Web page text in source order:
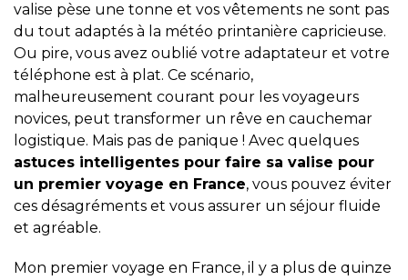
valise pèse une tonne et vos vêtements ne sont pas
du tout adaptés à la météo printanière capricieuse.
Ou pire, vous avez oublié votre adaptateur et votre
téléphone est à plat. Ce scénario,
malheureusement courant pour les voyageurs
novices, peut transformer un rêve en cauchemar
logistique. Mais pas de panique ! Avec quelques
astuces intelligentes pour faire sa valise pour
un premier voyage en France, vous pouvez éviter
ces désagréments et vous assurer un séjour fluide
et agréable.
Mon premier voyage en France, il y a plus de quinze